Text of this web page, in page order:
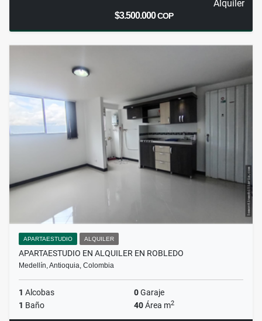
Alquiler
$3.500.000COP
APARTAESTUDIO ALQUILER
APARTAESTUDIO EN ALQUILER EN ROBLEDO
Medellín, Antioquia, Colombia
1 Alcobas 0Garaje
1 Baño 40Área m2